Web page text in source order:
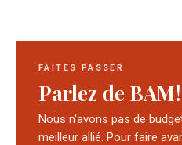
FAITES PASSER
Parlez de
Nous n'avons pas de
meilleur allié. Pour faire